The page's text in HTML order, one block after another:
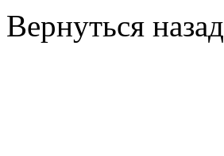
Вернуться назад